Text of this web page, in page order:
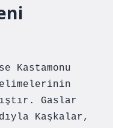
Kastamonu
Gaslar
Kaşkalar,